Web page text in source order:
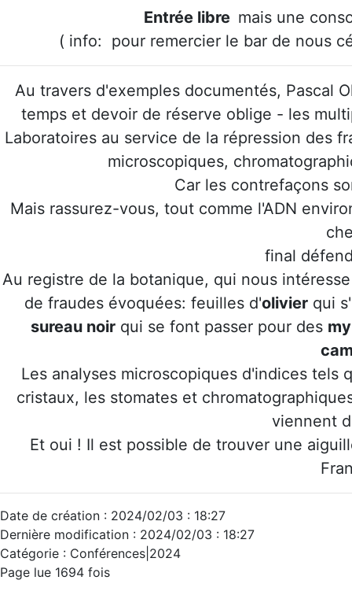
Entrée libre mais une
( info: pour remercier le bar de nous
Au travers d'exemples documentés, Pascal
temps et devoir de réserve oblige - les
Laboratoires au service de la répression des
microscopiques,
Car les contrefaçons
Mais rassurez-vous, tout comme l'ADN
final
Au registre de la botanique, qui nous
de fraudes évoquées: feuilles d'olivier qui
sureau noirqui se font passer pour des
Les analyses microscopiques d'indices
cristaux, les stomates et
viennent
Et oui ! Il est possible de
Date de création : 2024/02/03 : 18:27
Dernière modification : 2024/02/03 : 18:27
Catégorie : Conférences|2024
Page lue 1694 fois